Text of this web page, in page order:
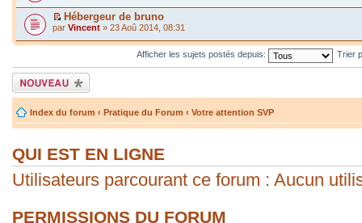
Hébergeur de bruno
par Vincent » 23 Aoû 2014, 08:31
Afficher les sujets postés depuis: Trier
Écrire un nouveau
sujet
Index du forum ‹ Pratique du Forum ‹ Votre attention SVP
QUI EST EN LIGNE
Utilisateurs parcourant ce forum : Aucun
PERMISSIONS DU FORUM